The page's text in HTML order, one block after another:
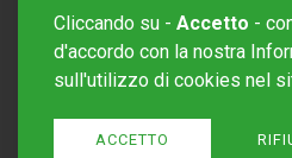
Sito creato da
Cliccando su - Accetto -
d'accordo con la nostra
sull'utilizzo di cookies nel
ACCETTO